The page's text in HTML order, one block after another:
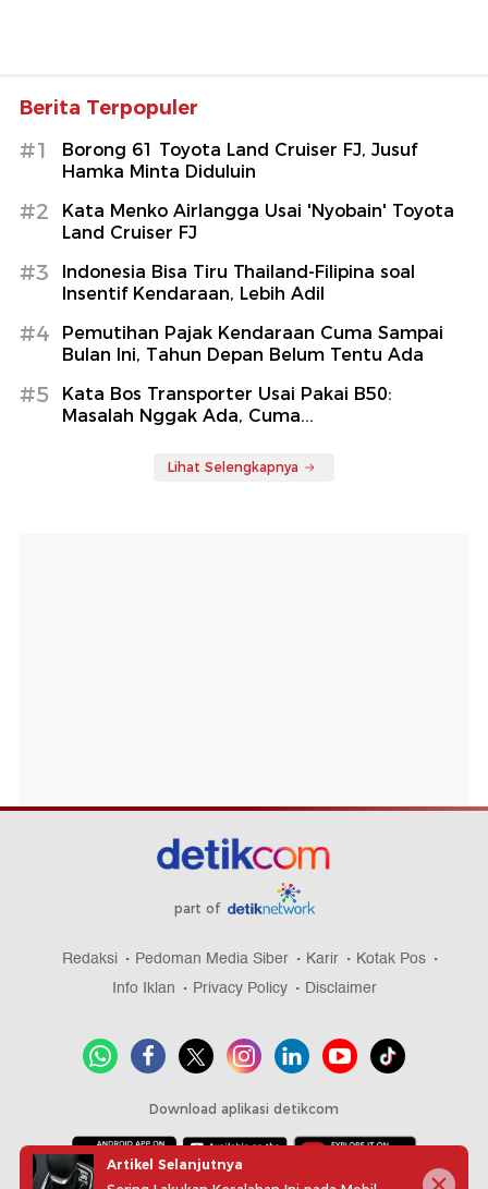
Berita Terpopuler
#1
Borong 61 Toyota Land Cruiser FJ, Jusuf
Hamka Minta Diduluin
#2
Kata Menko Airlangga Usai 'Nyobain' Toyota
Land Cruiser FJ
#3
Indonesia Bisa Tiru Thailand-Filipina soal
Insentif Kendaraan, Lebih Adil
#4
Pemutihan Pajak Kendaraan Cuma Sampai
Bulan Ini, Tahun Depan Belum Tentu Ada
#5
Kata Bos Transporter Usai Pakai B50:
Masalah Nggak Ada, Cuma...
Lihat Selengkapnya
part of
Redaksi Pedoman Media Siber Karir
Kotak Pos
Info Iklan
Privacy Policy Disclaimer
Download aplikasi detikcom
Artikel Selanjutnya